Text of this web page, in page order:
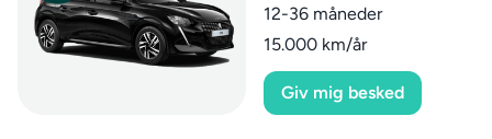
12-36 måneder
15.000 km/år
Giv mig besked